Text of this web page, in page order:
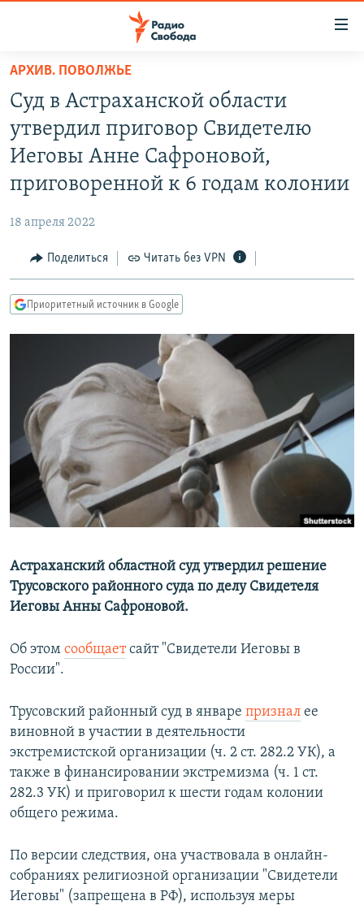
упрощенного
доступа
основному
содержанию
Вернутся
навигации
Вернутся
ПОДКАСТЫ
АВТОРСКИЕ ПРОЕКТЫ
КУЛЬТУРА
IDEL.РЕАЛИИ
КАВКАЗ.РЕАЛИИ
РАСПИСАНИЕ ВЕЩАНИЯ
ПОДПИШИТЕСЬ НА РАССЫЛКУ
СОЦИАЛЬНЫЕ СЕТИ
Все сайты РСЕ/РС
АРХИВ. ПОВОЛЖЬЕ
Суд в Астраханской области
утвердил приговор Свидетелю
Иеговы Анне Сафроновой,
приговоренной к 6 годам колонии
18 апреля 2022
Поделиться Читать без VPN
Приоритетный источник в Google
Астраханский областной суд утвердил решение
Трусовского районного суда по делу Свидетеля
Иеговы Анны Сафроновой.
Об этом сообщаетсайт "Свидетели Иеговы в
России".
Трусовский районный суд в январе признал ее
виновной в участии в деятельности
экстремистской организации (ч. 2 ст. 282.2 УК), а
также в финансировании экстремизма (ч. 1 ст.
282.3 УК) и приговорил к шести годам колонии
общего режима.
По версии следствия, она участвовала в онлайн-
собраниях религиозной организации "Свидетели
Иеговы" (запрещена в РФ), используя меры